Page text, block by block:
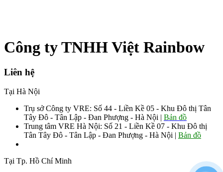
Công ty TNHH Việt Rainbow
Liên hệ
Tại Hà Nội
Trụ sở Công ty VRE: Số 44 - Liền Kề 05 - Khu Đô thị Tân
Tây Đô - Tân Lập - Đan Phượng - Hà Nội | Bản đồ
Trung tâm VRE Hà Nội: Số 21 - Liền Kề 07 - Khu Đô thị
Tân Tây Đô - Tân Lập - Đan Phượng - Hà Nội | Bản đồ
Tại Tp. Hồ Chí Minh